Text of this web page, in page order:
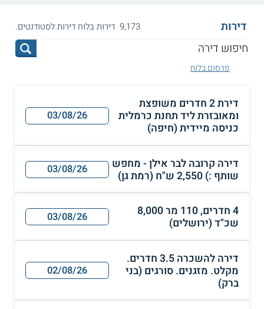
דירות 9,173 דירות בלוח דירות לסטודנטים.
פרסום בלוח
דירת 2 חדרים משופצת
ומאובזרת ליד תחנת כרמלית
כניסה מיידית (חיפה)
03/08/26
דירה קרובה לבר אילן - מחפש
שותף :) 2,550 ש"ח (רמת גן)
03/08/26
4 חדרים, 110 מר 8,000
שכ"ד (ירושלים)
03/08/26
דירה להשכרה 3.5 חדרים.
מקלט. מזגנים. סורגים (בני
ברק)
02/08/26